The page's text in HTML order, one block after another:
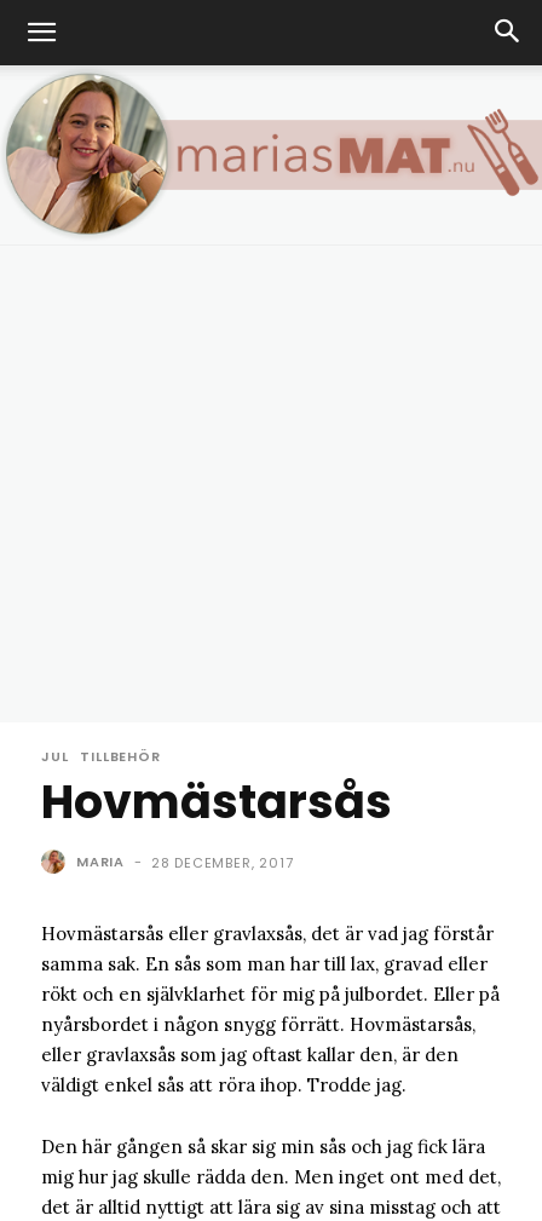
JUL TILLBEHÖR
Hovmästarsås
MARIA - 28 DECEMBER, 2017
Hovmästarsås eller gravlaxsås, det är vad jag förstår
samma sak. En sås som man har till lax, gravad eller
rökt och en självklarhet för mig på julbordet. Eller på
nyårsbordet i någon snygg förrätt. Hovmästarsås,
eller gravlaxsås som jag oftast kallar den, är den
väldigt enkel sås att röra ihop. Trodde jag.
Den här gången så skar sig min sås och jag fick lära
mig hur jag skulle rädda den. Men inget ont med det,
det är alltid nyttigt att lära sig av sina misstag och att